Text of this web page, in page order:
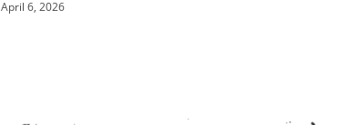
April 6, 2026